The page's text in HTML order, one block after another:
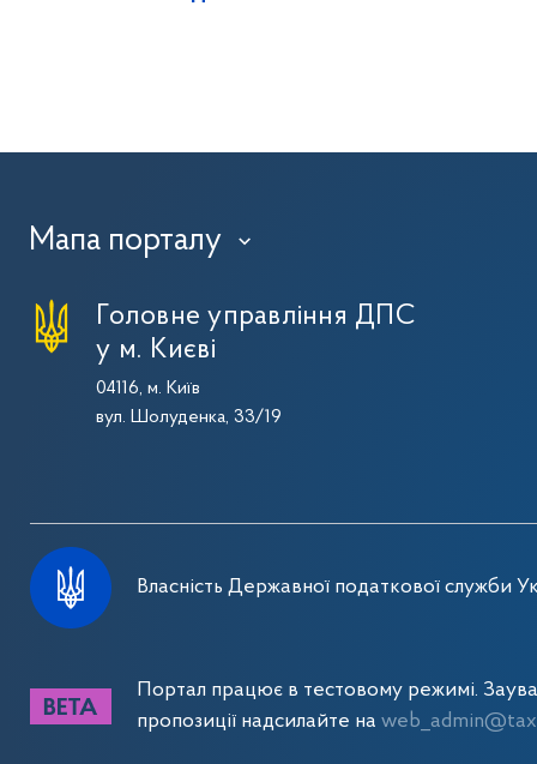
Мапа порталу ›
Головне управління ДПС
у м. Києві
04116, м. Київ
вул. Шолуденка, 33/19
Власність Державної податкової служби
Портал працює в тестовому режимі.
пропозиції надсилайте на